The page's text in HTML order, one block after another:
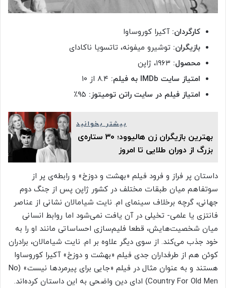
کارگردان: آکیرا کوروساوا
بازیگران: توشیرو میفونه، تاتسویا ناکادای
محصول:
امتیاز سایت IMDb به فیلم:
امتیاز فیلم در سایت راتن تومیتوز:
بیشتر بخوانید
بهترین بازیگران زن هالیوود؛ ۳۰ ستاره‌ی
بزرگ از دوران طلایی تا امروز
داستان پر فراز و فرود فیلم «بهشت و دوزخ» و رابطه‌ی پر از
سوتفاهم میان طبقات مختلف در کشور ژاپن پس از جنگ دوم
جهانی، گرچه برخلاف سینمای ام. نایت شیامالان نشانی از عناصر
فانتزی یا علمی- تخیلی در آن یافت نمی‌شود اما روابط انسانی
میان شخصیت‌هایش، قطعا فلیم‌سازی احساساتی مانند او را به
خود جذب می‌کند. از سوی دیگر علاوه بر ام. نایت شیامالان، برادران
کوئن هم از طرفداران جدی فیلم «بهشت و دوزخ» آکیرا کوروساوا
هستند و به عنوان مثال در فیلم «جایی برای پیرمردها نیست» (No
Country For Old Men) ادای دین واضحی به این داستان کرده‌اند.